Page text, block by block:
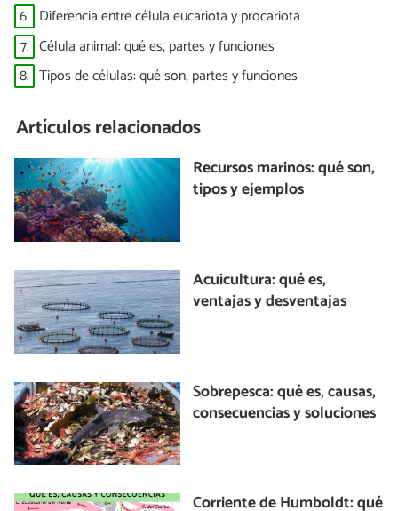
6. Diferencia entre célula eucariota y procariota
7. Célula animal: qué es, partes y funciones
8. Tipos de células: qué son, partes y funciones
Artículos relacionados
Recursos marinos: qué son,
tipos y ejemplos
Acuicultura: qué es,
ventajas y desventajas
Sobrepesca: qué es, causas,
consecuencias y soluciones
Corriente de Humboldt: qué